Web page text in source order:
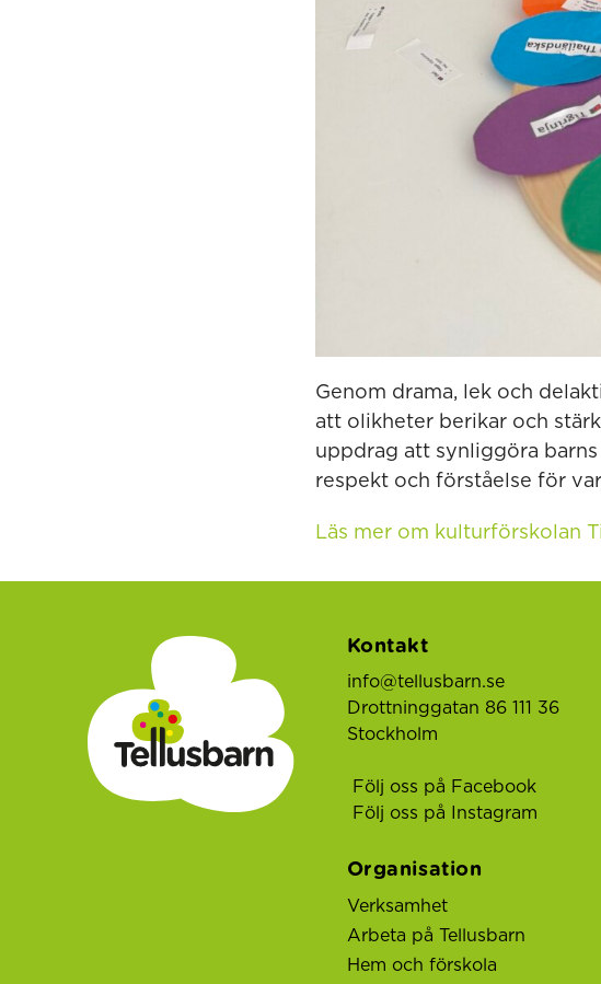
Genom drama, lek och
att olikheter berikar och
uppdrag att synliggöra
respekt och förståelse för
Läs mer om kulturförskolan
Kontakt
info@tellusbarn.se
Drottninggatan 86 111 36
Stockholm
Följ oss på Facebook
Följ oss på Instagram
Organisation
Verksamhet
Arbeta på Tellusbarn
Hem och förskola